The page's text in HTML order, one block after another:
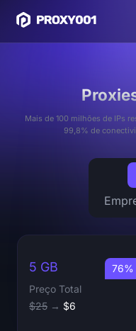
Mais de 100 milhões de IPs
99,8% de
76%
5 GB
Preço Total
$25 → $6